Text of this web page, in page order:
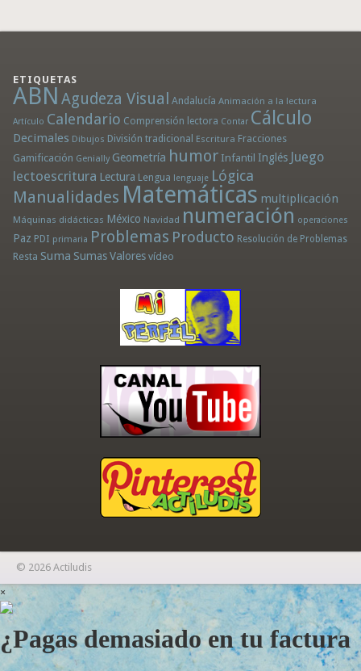
ETIQUETAS
ABN Agudeza Visual Andalucía Animación a la lectura
Artículo Calendario Comprensión lectora Contar Cálculo
Decimales Dibujos División tradicional Escritura Fracciones
Gamificación Genially Geometría humor Infantil Inglés Juego
lectoescritura Lectura Lengua lenguaje Lógica
Manualidades Matemáticas multiplicación
Máquinas didácticas México Navidad numeración operaciones
Paz PDI primaria Problemas Producto Resolución de Problemas
Resta Suma Sumas Valores vídeo
© 2026 Actiludis
×
¿Pagas demasiado en tu factura